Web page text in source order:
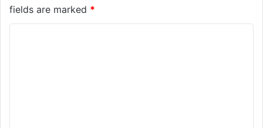
fields are marked *